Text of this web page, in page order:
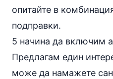
опитайте в
подправки.
5 начина да включим
Предлагам един
може да намажете